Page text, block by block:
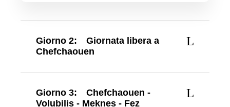
Giorno 2:
Giornata libera a
Chefchaouen
Giorno 3:
Chefchaouen -
Volubilis - Meknes - Fez